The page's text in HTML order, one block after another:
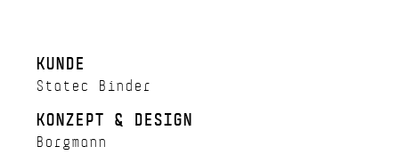
KUNDE
Statec Binder
KONZEPT & DESIGN
Borgmann